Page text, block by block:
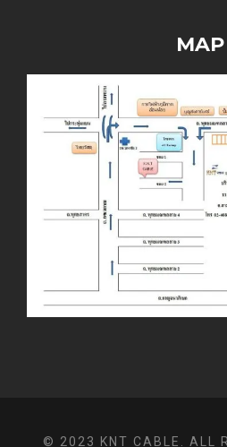
MAP
© 2023 KNT CABLE. ALL